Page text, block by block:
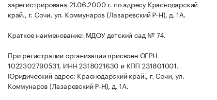
зарегистрирована 21.06.2000 г. по адресу Краснодарский
край., г. Сочи, ул. Коммунаров (Лазаревский Р-Н), д. 1А.
Краткое наименование: МДОУ детский сад № 74.
При регистрации организации присвоен ОГРН
1022302790531, ИНН 2318021630 и КПП 231801001.
Юридический адрес: Краснодарский край., г. Сочи, ул.
Коммунаров (Лазаревский Р-Н), д. 1А.